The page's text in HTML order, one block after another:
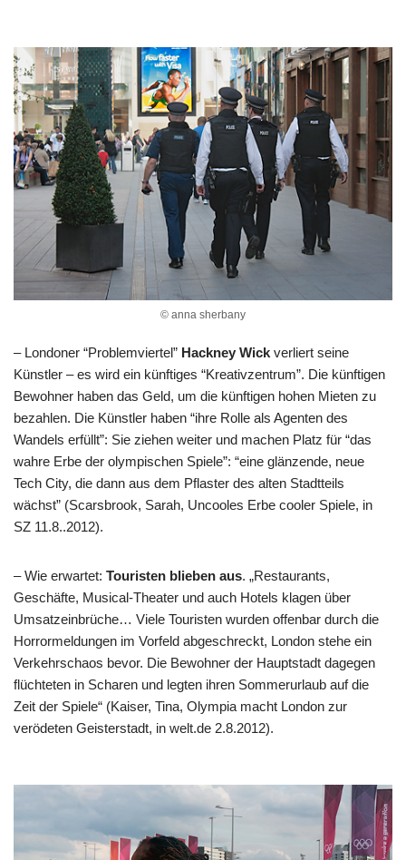
© anna sherbany
– Londoner “Problemviertel” Hackney Wick verliert seine
Künstler – es wird ein künftiges “Kreativzentrum”. Die künftigen
Bewohner haben das Geld, um die künftigen hohen Mieten zu
bezahlen. Die Künstler haben “ihre Rolle als Agenten des
Wandels erfüllt”: Sie ziehen weiter und machen Platz für “das
wahre Erbe der olympischen Spiele”: “eine glänzende, neue
Tech City, die dann aus dem Pflaster des alten Stadtteils
wächst” (Scarsbrook, Sarah, Uncooles Erbe cooler Spiele, in
SZ 11.8..2012).
– Wie erwartet: Touristen blieben aus. „Restaurants,
Geschäfte, Musical-Theater und auch Hotels klagen über
Umsatzeinbrüche… Viele Touristen wurden offenbar durch die
Horrormeldungen im Vorfeld abgeschreckt, London stehe ein
Verkehrschaos bevor. Die Bewohner der Hauptstadt dagegen
flüchteten in Scharen und legten ihren Sommerurlaub auf die
Zeit der Spiele“ (Kaiser, Tina, Olympia macht London zur
verödeten Geisterstadt, in welt.de 2.8.2012).